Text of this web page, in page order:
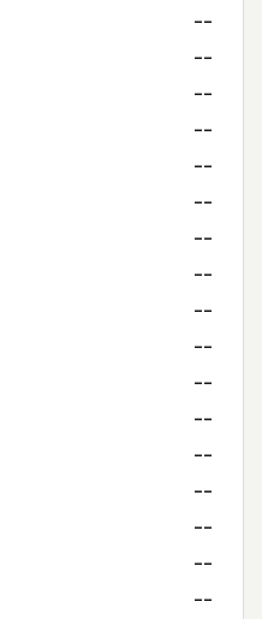
--
--
--
--
--
--
--
--
--
--
--
--
--
--
--
--
--